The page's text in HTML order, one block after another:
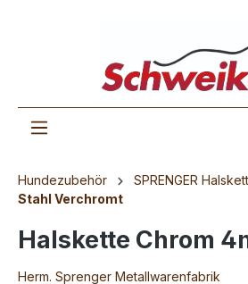
Hundezubehör
SPRENGER
Stahl Verchromt
Halskette Chrom
Herm. Sprenger Metallwarenfabrik